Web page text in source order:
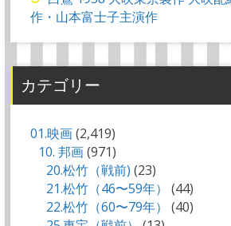
作・山本富士子主演作
カテゴリー
01.映画(2,419)
10. 邦画(971)
20.松竹（戦前) (23)
21.松竹（46〜59年）
(44)
22.松竹（60〜79年）
(40)